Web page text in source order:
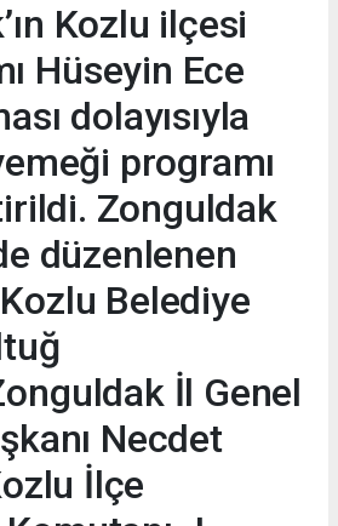
Kozlu ilçesi
Hüseyin Ece
dolayısıyla
programı
Zonguldak
düzenlenen
Belediye
İl Genel
Necdet
İlçe